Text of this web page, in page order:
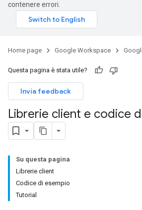
contenere errori.
Home page Google Workspace
Questa pagina è stata utile?
Invia feedback
Librerie client e codice
Su questa pagina
Librerie client
Codice di esempio
Tutorial